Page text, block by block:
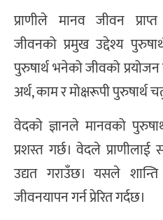
प्राणीले मानव जीवन
जीवनको प्रमुख उद्देश्य
पुरुषार्थ भनेको जीवको प्रयोजन
अर्थ, काम र मोक्षरूपी पुरुषार्थ
वेदको ज्ञानले मानवको
प्रशस्त गर्छ। वेदले प्राणीलाई
उद्यत गराउँछ। यसले
जीवनयापन गर्न प्रेरित गर्दछ।